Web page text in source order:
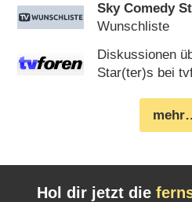
Sky Comedy
Wunschliste
Diskussionen
Star(ter)s bei
Hol dir jetzt die